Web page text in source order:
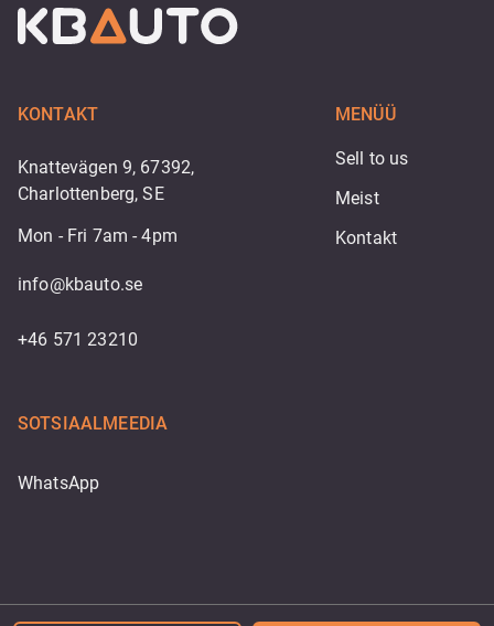
KONTAKT
Knattevägen 9, 67392,
Charlottenberg, SE
Mon - Fri 7am - 4pm
info@kbauto.se
+46 571 23210
MENÜÜ
Sell to us
Meist
Kontakt
SOTSIAALMEEDIA
WhatsApp